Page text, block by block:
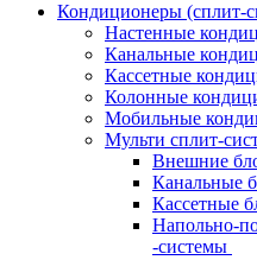
Кондиционеры (сплит-
Настенные
Канальные
Кассетные
Колонные
Мобильные
Мульти сплит-
Внешние
Канальные
Кассетные
Напольно-
-системы